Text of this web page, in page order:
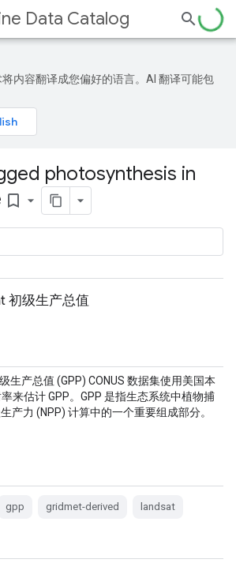
Data Catalog
内容翻译成您偏好的语言。AI 翻译可能包
photosynthesis in
bookmark_border
初级生产总值
生产总值 (GPP) CONUS 数据集使用美国本
来估计 GPP。GPP 是指生态系统中植物捕
产力 (NPP) 计算中的一个重要组成部分。
gpp gridmet-derived landsat